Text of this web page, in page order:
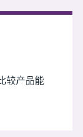
较产品能